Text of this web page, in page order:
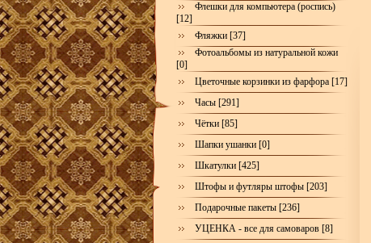
Флешки для компьютера (роспись)
[12]
Фляжки [37]
Фотоальбомы из натуральной кожи
[0]
Цветочные корзинки из фарфора [17]
Часы [291]
Чётки [85]
Шапки ушанки [0]
Шкатулки [425]
Штофы и футляры штофы [203]
Подарочные пакеты [236]
УЦЕНКА - все для самоваров [8]